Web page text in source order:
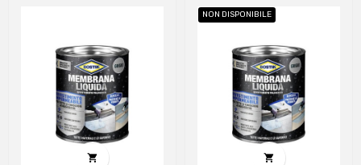

NON DISPONIBILE
